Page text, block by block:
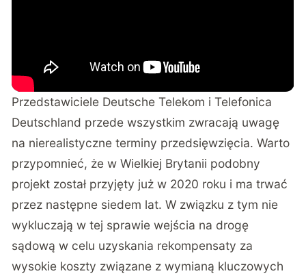
Przedstawiciele Deutsche Telekom i Telefonica
Deutschland przede wszystkim zwracają uwagę
na nierealistyczne terminy przedsięwzięcia. Warto
przypomnieć, że w Wielkiej Brytanii podobny
projekt został przyjęty już w 2020 roku i ma trwać
przez następne siedem lat. W związku z tym nie
wykluczają w tej sprawie wejścia na drogę
sądową w celu uzyskania rekompensaty za
wysokie koszty związane z wymianą kluczowych